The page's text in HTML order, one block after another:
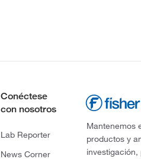
Conéctese
con nosotros
Lab Reporter
News Corner
Mantenemos
productos y